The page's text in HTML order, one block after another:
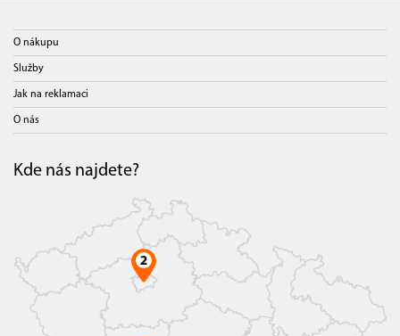
O nákupu
Služby
Jak na reklamaci
O nás
Kde nás najdete?